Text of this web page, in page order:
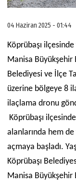
04 Haziran 2025 - 01:44
Köprübaşı
Manisa Büyükşehir
Belediyesi ve İlçe
üzerine bölgeye 8
ilaçlama dronu
Köprübaşı
alanlarında hem
açmaya başladı.
Köprübaşı
Manisa Büyükşehir